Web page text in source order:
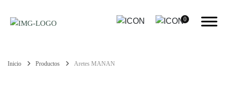
0
Inicio Productos Aretes MANAN